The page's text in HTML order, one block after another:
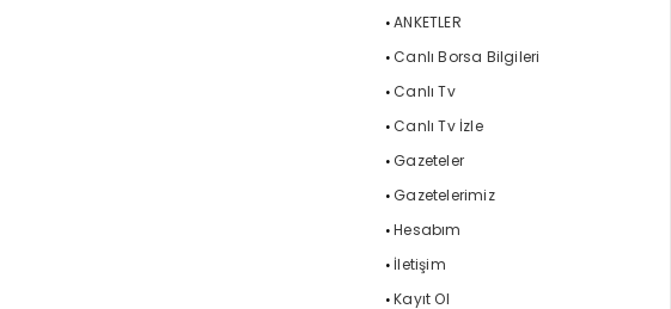
ANKETLER
Canlı Borsa Bilgileri
Canlı Tv
Canlı Tv İzle
Gazeteler
Gazetelerimiz
Hesabım
İletişim
Kayıt Ol